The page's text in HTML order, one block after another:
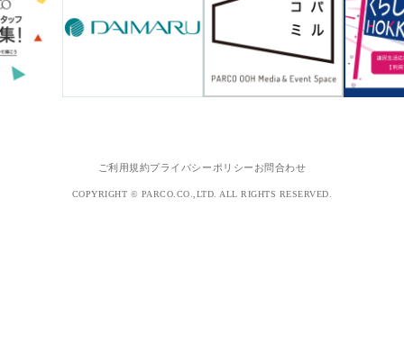
ご利用規約プライバシーポリシー お問合わせ
COPYRIGHT © PARCO.CO.,LTD. ALL RIGHTS RESERVED.